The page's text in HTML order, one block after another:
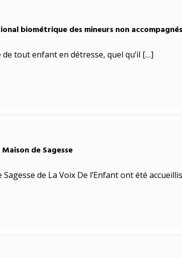
biométrique des mineurs non accompagnés
tout enfant en détresse, quel qu’il […]
de Sagesse
de La Voix De l’Enfant ont été